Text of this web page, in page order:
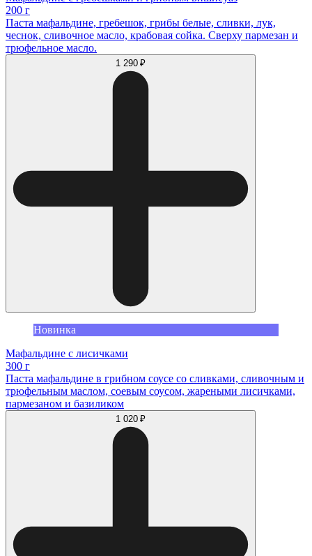
200 г
Паста мафальдине, гребешок, грибы белые, сливки, лук,
чеснок, сливочное масло, крабовая сойка. Сверху пармезан и
трюфельное масло.
1 290 ₽
Новинка
Мафальдине с лисичками
300 г
Паста мафальдине в грибном соусе со сливками, сливочным и
трюфельным маслом, соевым соусом, жареными лисичками,
пармезаном и базиликом
1 020 ₽